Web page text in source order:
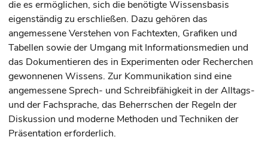
die es ermöglichen, sich die benötigte Wissensbasis
eigenständig zu erschließen. Dazu gehören das
angemessene Verstehen von Fachtexten, Grafiken und
Tabellen sowie der Umgang mit Informationsmedien und
das Dokumentieren des in Experimenten oder Recherchen
gewonnenen Wissens. Zur Kommunikation sind eine
angemessene Sprech- und Schreibfähigkeit in der Alltags-
und der Fachsprache, das Beherrschen der Regeln der
Diskussion und moderne Methoden und Techniken der
Präsentation erforderlich.